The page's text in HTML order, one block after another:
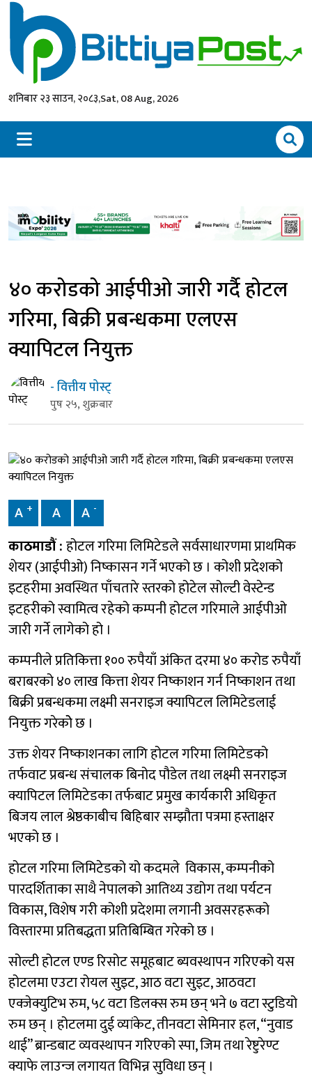
शनिबार २३ साउन, २०८३,Sat, 08 Aug, 2026
४० करोडको आईपीओ जारी गर्दै होटल
गरिमा, बिक्री प्रबन्धकमा एलएस
क्यापिटल नियुक्त
- वित्तीय पोस्ट्
पुष २५, शुक्रबार
A + A A -
काठमाडौं :होटल गरिमा लिमिटेडले सर्वसाधारणमा प्राथमिक
शेयर (आईपीओ) निष्कासन गर्ने भएको छ । कोशी प्रदेशको
इटहरीमा अवस्थित पाँचतारे स्तरको होटेल सोल्टी वेस्टेन्ड
इटहरीको स्वामित्व रहेको कम्पनी होटल गरिमाले आईपीओ
जारी गर्ने लागेको हो ।
कम्पनीले प्रतिकित्ता १०० रुपैयाँ अंकित दरमा ४० करोड रुपैयाँ
बराबरको ४० लाख कित्ता शेयर निष्काशन गर्न निष्काशन तथा
बिक्री प्रबन्धकमा लक्ष्मी सनराइज क्यापिटल लिमिटेडलाई
नियुक्त गरेकोे छ ।
उक्त शेयर निष्काशनका लागि होटल गरिमा लिमिटेडको
तर्फवाट प्रबन्ध संचालक बिनोद पौडेल तथा लक्ष्मी सनराइज
क्यापिटल लिमिटेडका तर्फबाट प्रमुख कार्यकारी अधिकृत
बिजय लाल श्रेष्ठकाबीच बिहिबार सम्झौता पत्रमा हस्ताक्षर
भएको छ ।
होटल गरिमा लिमिटेडको यो कदमले विकास, कम्पनीको
पारदर्शिताका साथै नेपालको आतिथ्य उद्योग तथा पर्यटन
विकास, विशेष गरी कोशी प्रदेशमा लगानी अवसरहरूको
विस्तारमा प्रतिबद्धता प्रतिबिम्बित गरेको छ ।
सोल्टी होटल एण्ड रिसोट समूहबाट ब्यवस्थापन गरिएको यस
होटलमा एउटा रोयल सुइट, आठ वटा सुइट, आठवटा
एक्जेक्युटिभ रुम, ५८ वटा डिलक्स रुम छन् भने ७ वटा स्टुडियो
रुम छन् । होटलमा दुई व्यांकेट, तीनवटा सेमिनार हल, “नुवाड
थाई” ब्रान्डबाट व्यवस्थापन गरिएको स्पा, जिम तथा रेष्टुरेण्ट
क्याफे लाउन्ज लगायत विभिन्न सुविधा छन् ।